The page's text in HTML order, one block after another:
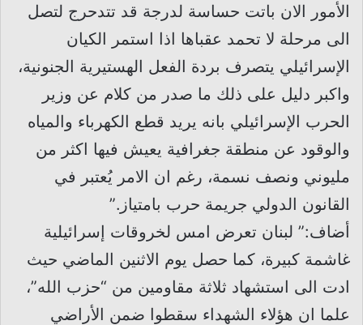
الأمور الان باتت حساسة لدرجة قد تتدحرج لتصل
الى مرحلة لا تحمد عقباها اذا استمر الكيان
الإسرائيلي يتصرف بردة الفعل الهستيرية الجنونية،
واكبر دليل على ذلك ما صدر من كلام عن وزير
الحرب الإسرائيلي بانه يريد قطع الكهرباء والمياه
والوقود عن منطقة جغرافية يعيش فيها اكثر من
مليوني ونصف نسمة، رغم ان الامر يُعتبر في
القانون الدولي جريمة حرب بامتياز.”
أضاف:” لبنان تعرض امس لخروقات إسرائيلية
غاشمة كبيرة، كما حصل يوم الاثنين الماضي حيث
ادت الى استشهاد ثلاثة مقاومين من “حزب الله”،
علما ان هؤلاء الشهداء سقطوا ضمن الأراضي